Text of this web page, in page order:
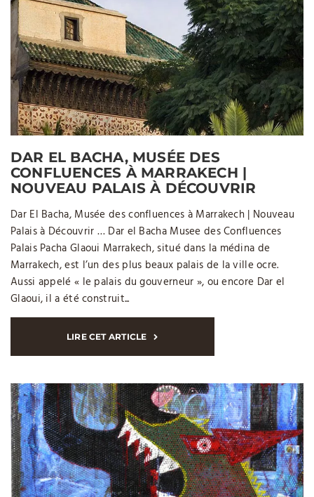
DAR EL BACHA, MUSÉE DES
CONFLUENCES À MARRAKECH |
NOUVEAU PALAIS À DÉCOUVRIR
Dar El Bacha, Musée des confluences à Marrakech | Nouveau
Palais à Découvrir … Dar el Bacha Musee des Confluences
Palais Pacha Glaoui Marrakech, situé dans la médina de
Marrakech, est l’un des plus beaux palais de la ville ocre.
Aussi appelé « le palais du gouverneur », ou encore Dar el
Glaoui, il a été construit...
LIRE CET ARTICLE